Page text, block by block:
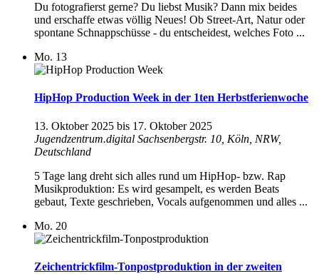
Du fotografierst gerne? Du liebst Musik? Dann mix beides
und erschaffe etwas völlig Neues! Ob Street-Art, Natur oder
spontane Schnappschüsse - du entscheidest, welches Foto ...
Mo. 13
HipHop Production Week in der 1ten Herbstferienwoche
13. Oktober 2025 bis 17. Oktober 2025
Jugendzentrum.digital Sachsenbergstr. 10, Köln, NRW,
Deutschland
5 Tage lang dreht sich alles rund um HipHop- bzw. Rap
Musikproduktion: Es wird gesampelt, es werden Beats
gebaut, Texte geschrieben, Vocals aufgenommen und alles ...
Mo. 20
Zeichentrickfilm-Tonpostproduktion in der zweiten